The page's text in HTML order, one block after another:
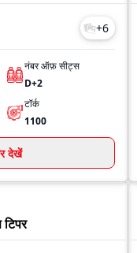
+6
नंबर ऑफ़ सीट्स
D+2
टॉर्क
1100
देखें